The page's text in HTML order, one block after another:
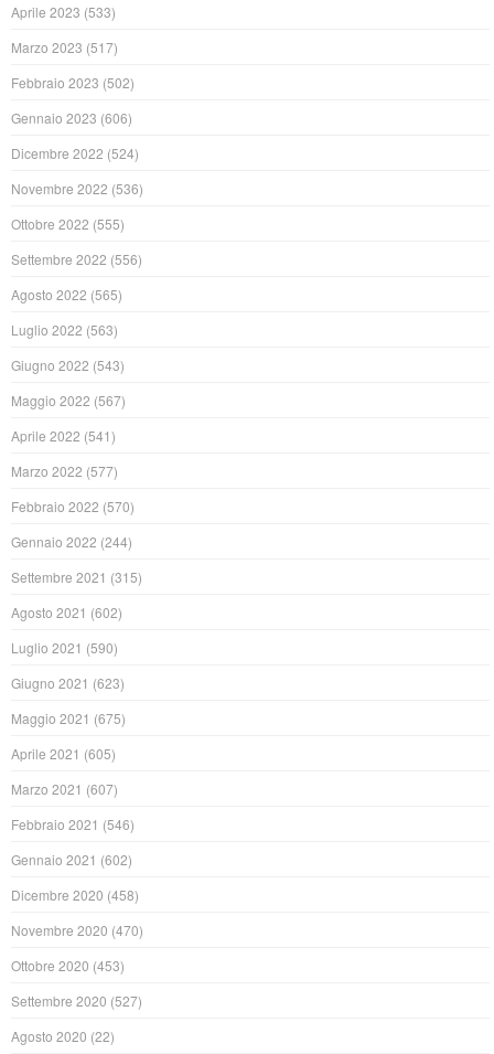
Aprile 2023 (533)
Marzo 2023 (517)
Febbraio 2023 (502)
Gennaio 2023 (606)
Dicembre 2022 (524)
Novembre 2022 (536)
Ottobre 2022 (555)
Settembre 2022 (556)
Agosto 2022 (565)
Luglio 2022 (563)
Giugno 2022 (543)
Maggio 2022 (567)
Aprile 2022 (541)
Marzo 2022 (577)
Febbraio 2022 (570)
Gennaio 2022 (244)
Settembre 2021 (315)
Agosto 2021 (602)
Luglio 2021 (590)
Giugno 2021 (623)
Maggio 2021 (675)
Aprile 2021 (605)
Marzo 2021 (607)
Febbraio 2021 (546)
Gennaio 2021 (602)
Dicembre 2020 (458)
Novembre 2020 (470)
Ottobre 2020 (453)
Settembre 2020 (527)
Agosto 2020 (22)